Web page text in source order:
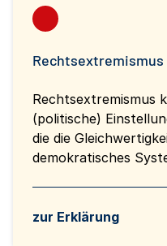
Rechtsextremismus
Rechtsextremismus
(politische)
die die
demokratisches
zur Erklärung